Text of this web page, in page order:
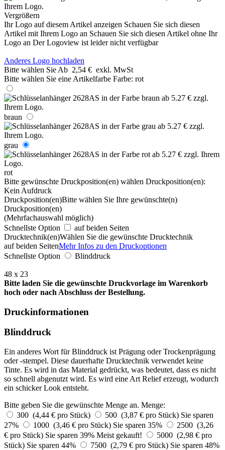
Vergrößern
Ihr Logo auf diesem Artikel anzeigen Schauen Sie sich diesen
Artikel mit Ihrem Logo an Schauen Sie sich diesen Artikel ohne Ihr
Logo an Der Logoview ist leider nicht verfügbar
Anderes Logo hochladen
Bitte wählen Sie Ab 2,54 € exkl. MwSt
Bitte wählen Sie eine Artikelfarbe Farbe: rot
braun
grau
rot
Bitte gewünschte Druckposition(en) wählen Druckposition(en):
Kein Aufdruck
Druckposition(en)Bitte wählen Sie Ihre gewünschte(n)
Druckposition(en)
(Mehrfachauswahl möglich)
Schnellste Option
auf beiden Seiten
Drucktechnik(en)Wählen Sie die gewünschte Drucktechnik
auf beiden SeitenMehr Infos zu den Druckoptionen
Schnellste Option
Blinddruck
48 x 23
Bitte laden Sie die gewünschte Druckvorlage im Warenkorb
hoch oder nach Abschluss der Bestellung.
Druckinformationen
Blinddruck
Ein anderes Wort für Blinddruck ist Prägung oder Trockenprägung
oder -stempel. Diese dauerhafte Drucktechnik verwendet keine
Tinte. Es wird in das Material gedrückt, was bedeutet, dass es nicht
so schnell abgenutzt wird. Es wird eine Art Relief erzeugt, wodurch
ein schicker Look entsteht.
Bitte geben Sie die gewünschte Menge an. Menge:
300 (4,44 € pro Stück)
500 (3,87 € pro Stück) Sie sparen
27%
1000 (3,46 € pro Stück) Sie sparen 35%
2500 (3,26
€ pro Stück) Sie sparen 39% Meist gekauft!
5000 (2,98 € pro
Stück) Sie sparen 44% 7500 (2,79 € pro Stück) Sie sparen 48%